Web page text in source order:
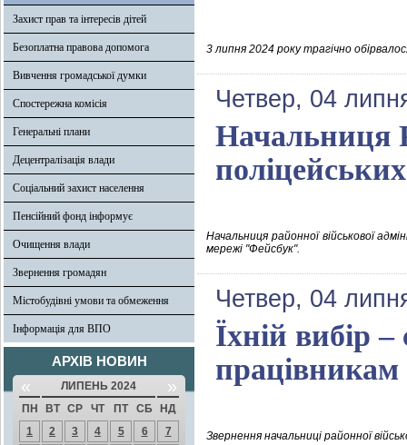
Захист прав та інтересів дітей
Безоплатна правова допомога
Вивчення громадської думки
Спостережна комісія
Генеральні плани
Децентралізація влади
Соціальний захист населення
Пенсійний фонд інформує
Очищення влади
Звернення громадян
Містобудівні умови та обмеження
Інформація для ВПО
АРХІВ НОВИН
« ЛИПЕНЬ 2024 »
ПН ВТ СР ЧТ ПТ СБ
НД
1
2 3 4 5 6
7
3 липня 2024 року трагічно
Четвер, 04
Начальниця
Начальниця районної військової
мережі "Фейсбук".
Четвер, 04
Їхній вибір
працівникам
Звернення начальниці районної